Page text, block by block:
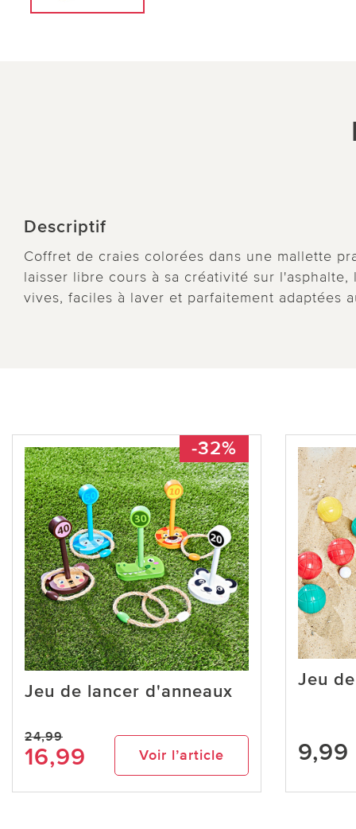
Descriptif
Coffret de craies colorées dans une mallette
laisser libre cours à sa créativité sur
vives, faciles à laver et parfaitement adaptées
-32%
Jeu de lancer d'anneaux
24,99
16,99 Voir l’article
Jeu
9,99